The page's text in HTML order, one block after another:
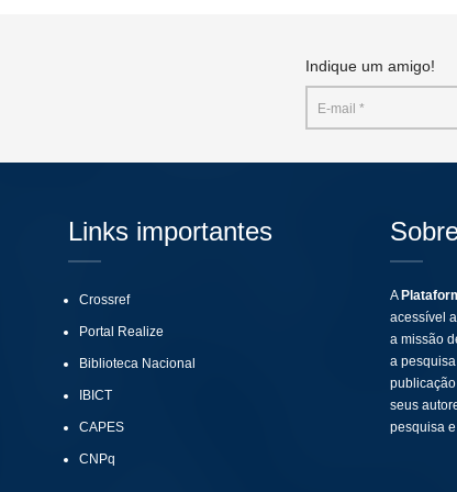
Indique um amigo!
Links importantes
Crossref
Portal Realize
Biblioteca Nacional
IBICT
CAPES
CNPq
A
acessível
a missão
a
seus
pesquisa